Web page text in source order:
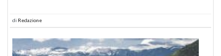
di Redazione